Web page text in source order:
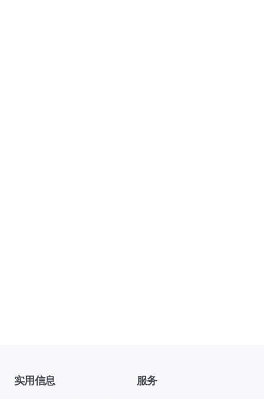
实用信息 服务